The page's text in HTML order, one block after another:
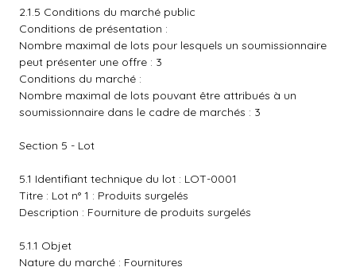
2.1.5 Conditions du marché public
Conditions de présentation :
Nombre maximal de lots pour lesquels un soumissionnaire
peut présenter une offre : 3
Conditions du marché :
Nombre maximal de lots pouvant être attribués à un
soumissionnaire dans le cadre de marchés : 3
Section 5 - Lot
5.1 Identifiant technique du lot : LOT-0001
Titre : Lot n° 1 : Produits surgelés
Description : Fourniture de produits surgelés
5.1.1 Objet
Nature du marché : Fournitures